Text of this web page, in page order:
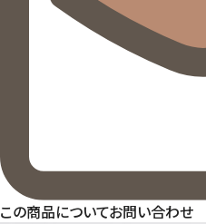
この商品についてお問い合わせ